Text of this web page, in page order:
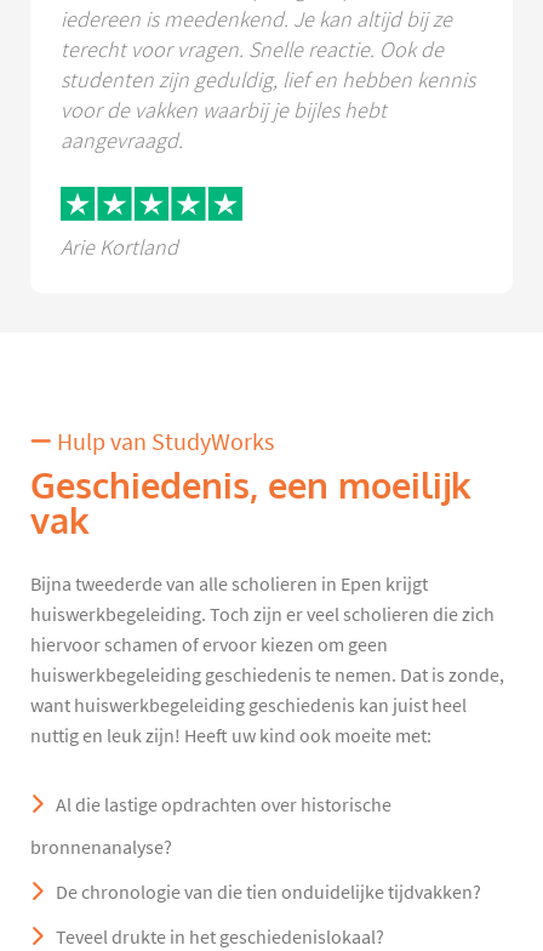
iedereen is meedenkend. Je kan altijd bij ze
terecht voor vragen. Snelle reactie. Ook de
studenten zijn geduldig, lief en hebben kennis
voor de vakken waarbij je bijles hebt
aangevraagd.
Arie Kortland
Hulp van StudyWorks
Geschiedenis, een moeilijk
vak
Bijna tweederde van alle scholieren in Epen krijgt
huiswerkbegeleiding. Toch zijn er veel scholieren die zich
hiervoor schamen of ervoor kiezen om geen
huiswerkbegeleiding geschiedenis te nemen. Dat is zonde,
want huiswerkbegeleiding geschiedenis kan juist heel
nuttig en leuk zijn! Heeft uw kind ook moeite met:
Al die lastige opdrachten over historische
bronnenanalyse?
De chronologie van die tien onduidelijke tijdvakken?
Teveel drukte in het geschiedenislokaal?